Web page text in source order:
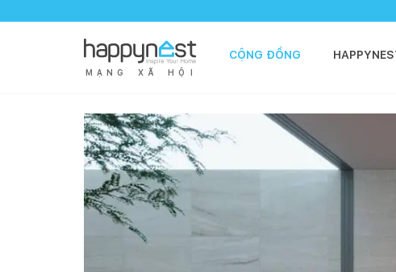
M Ạ N G X Ã H Ộ I
CỘNG ĐỒNG